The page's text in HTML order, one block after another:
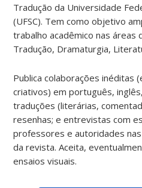
Tradução da Universidade
(UFSC). Tem como objetivo
trabalho acadêmico nas áreas
Tradução, Dramaturgia,
Publica colaborações inéditas
criativos) em português,
traduções (literárias,
resenhas; e entrevistas com
professores e autoridades
da revista. Aceita,
ensaios visuais.